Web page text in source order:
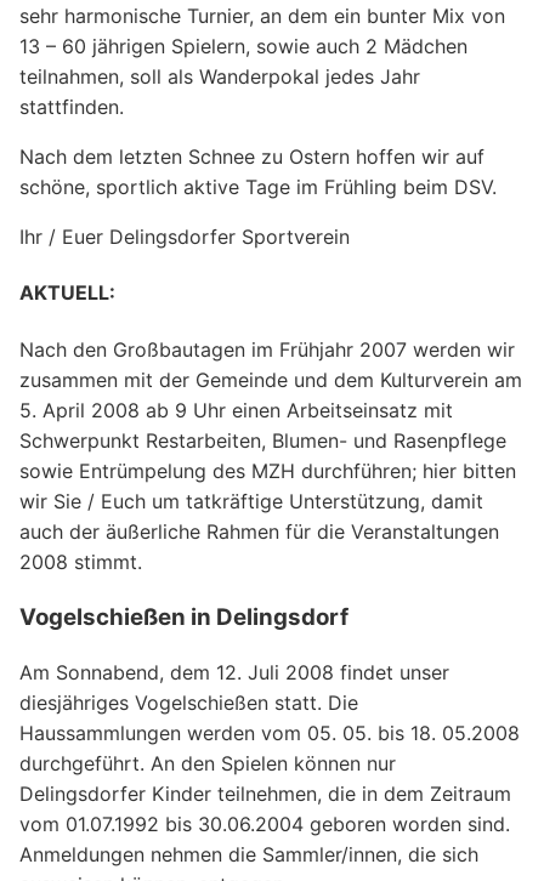
sehr harmonische Turnier, an dem ein bunter Mix von
13 – 60 jährigen Spielern, sowie auch 2 Mädchen
teilnahmen, soll als Wanderpokal jedes Jahr
stattfinden.
Nach dem letzten Schnee zu Ostern hoffen wir auf
schöne, sportlich aktive Tage im Frühling beim DSV.
Ihr / Euer Delingsdorfer Sportverein
AKTUELL:
Nach den Großbautagen im Frühjahr 2007 werden wir
zusammen mit der Gemeinde und dem Kulturverein am
5. April 2008 ab 9 Uhr einen Arbeitseinsatz mit
Schwerpunkt Restarbeiten, Blumen- und Rasenpflege
sowie Entrümpelung des MZH durchführen; hier bitten
wir Sie / Euch um tatkräftige Unterstützung, damit
auch der äußerliche Rahmen für die Veranstaltungen
2008 stimmt.
Vogelschießen in Delingsdorf
Am Sonnabend, dem 12. Juli 2008 findet unser
diesjähriges Vogelschießen statt. Die
Haussammlungen werden vom 05. 05. bis 18. 05.2008
durchgeführt. An den Spielen können nur
Delingsdorfer Kinder teilnehmen, die in dem Zeitraum
vom 01.07.1992 bis 30.06.2004 geboren worden sind.
Anmeldungen nehmen die Sammler/innen, die sich